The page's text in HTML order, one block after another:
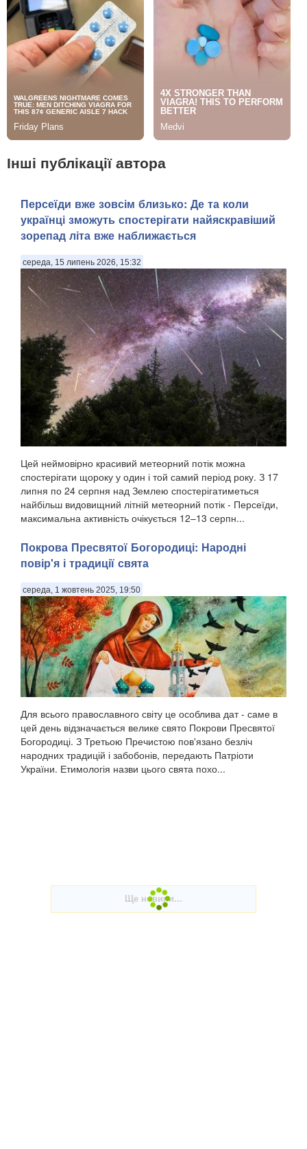
Інші публікації автора
Персеїди вже зовсім близько: Де та коли
українці зможуть спостерігати найяскравіший
зорепад літа вже наближається
середа, 15 липень 2026, 15:32
Цей неймовірно красивий метеорний потік можна
спостерігати щороку у один і той самий період року. З 17
липня по 24 серпня над Землею спостерігатиметься
найбільш видовищний літній метеорний потік - Персеїди,
максимальна активність очікується 12–13 серпн...
Покрова Пресвятої Богородиці: Народні
повір'я і традиції свята
середа, 1 жовтень 2025, 19:50
Для всього православного світу це особлива дат - саме в
цей день відзначається велике свято Покрови Пресвятої
Богородиці. З Третьою Пречистою пов'язано безліч
народних традицій і забобонів, передають Патріоти
України. Етимологія назви цього свята похо...